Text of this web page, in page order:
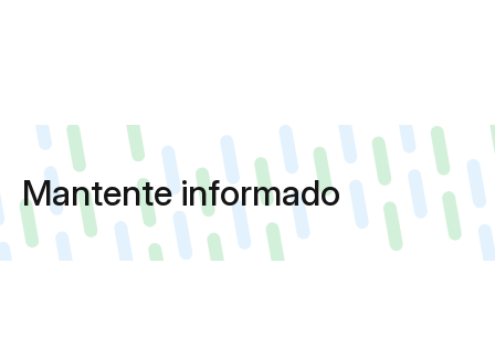
Mantente informado